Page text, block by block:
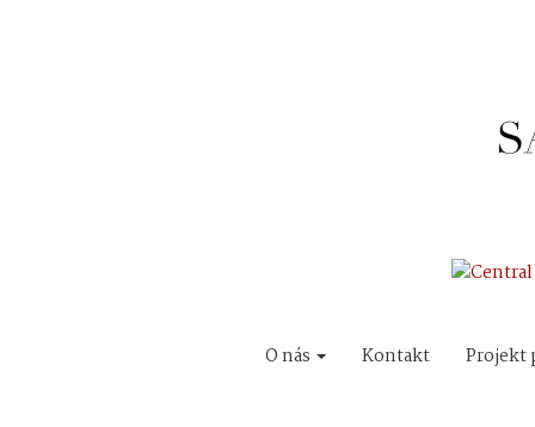
O nás Kontakt Projekt